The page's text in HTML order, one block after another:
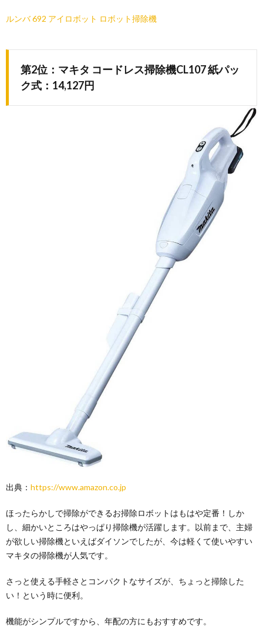
ルンバ 692 アイロボット ロボット掃除機
第2位：マキタ コードレス掃除機CL107 紙パッ
ク式：14,127円
出典： https://www.amazon.co.jp
ほったらかしで掃除ができるお掃除ロボットはもはや定番！しか
し、細かいところはやっぱり掃除機が活躍します。以前まで、主婦
が欲しい掃除機といえばダイソンでしたが、今は軽くて使いやすい
マキタの掃除機が人気です。
さっと使える手軽さとコンパクトなサイズが、ちょっと掃除した
い！という時に便利。
機能がシンプルですから、年配の方にもおすすめです。